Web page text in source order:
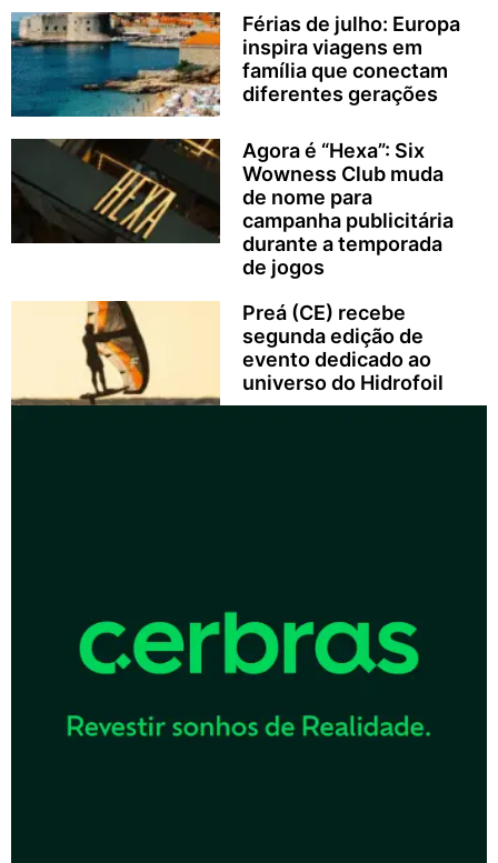
Férias de julho: Europa
inspira viagens em
família que conectam
diferentes gerações
Agora é “Hexa”: Six
Wowness Club muda
de nome para
campanha publicitária
durante a temporada
de jogos
Preá (CE) recebe
segunda edição de
evento dedicado ao
universo do Hidrofoil